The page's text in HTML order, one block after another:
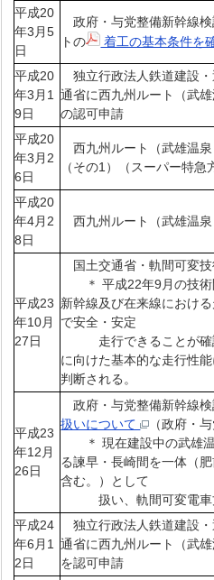
平成20
年3月5
日
政府・与党整備新幹線
トの
着工の基本条件を
平成20
年3月1
9日
独立行政法人鉄道建設
通省に西九州ルート（武
の認可申請
平成20
年3月2
6日
西九州ルート（武雄温
（その1）（スーパー特急
平成20
年4月2
8日
西九州ルート（武雄温泉
平成23
年10月
27日
国土交通省・軌間可変
＊ 平成22年9月の技術
新幹線及び在来線におけ
で安全・安定
走行できることが確認
に向けた基本的な走行性
判断される。
平成23
年12月
26日
政府・与党整備新幹線
扱いについて
（政府・
＊ 現在建設中の武雄温
る諫早・長崎間を一体（
含む。）として
扱い、軌間可変電車
平成24
年6月1
2日
独立行政法人鉄道建設
通省に西九州ルート（武
を認可申請